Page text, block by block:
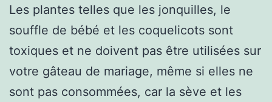
Les plantes telles que les jonquilles, le
souffle de bébé et les coquelicots sont
toxiques et ne doivent pas être utilisées sur
votre gâteau de mariage, même si elles ne
sont pas consommées, car la sève et les